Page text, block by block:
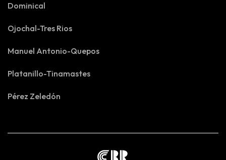
Dominical
Ojochal-Tres Rios
Manuel Antonio-Quepos
Platanillo-Tinamastes
Pérez Zeledón